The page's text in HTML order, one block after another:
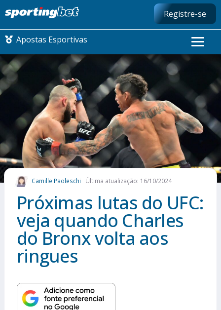
Registre-se
Apostas Esportivas
CONMEBOL LIBERTADORES
FUTEBOL NACIONAL
FUTEBOL INTERNACIONAL
COMO APOSTAR
MAIS ESPORTES
Camille Paoleschi Última atualização: 16/10/2024
Próximas lutas do UFC:
veja quando Charles
do Bronx volta aos
ringues